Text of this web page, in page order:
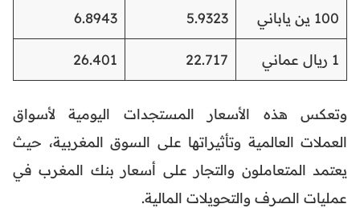
100 ين ياباني 5.9323
6.8943
1 ريال عماني 22.717
26.401
وتعكس هذه الأسعار المستجدات اليومية لأسواق
العملات العالمية وتأثيراتها على السوق المغربية، حيث
يعتمد المتعاملون والتجار على أسعار بنك المغرب في
عمليات الصرف والتحويلات المالية.